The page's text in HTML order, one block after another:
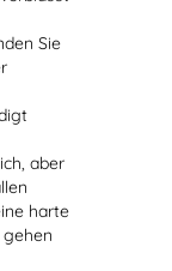
Sie
aber
harte